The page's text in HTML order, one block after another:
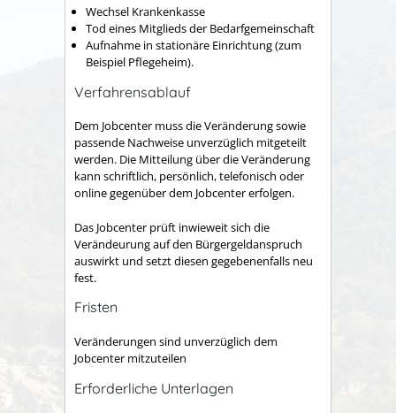
Wechsel Krankenkasse
Tod eines Mitglieds der Bedarfgemeinschaft
Aufnahme in stationäre Einrichtung (zum
Beispiel Pflegeheim).
Verfahrensablauf
Dem Jobcenter muss die Veränderung sowie
passende Nachweise unverzüglich mitgeteilt
werden. Die Mitteilung über die Veränderung
kann schriftlich, persönlich, telefonisch oder
online gegenüber dem Jobcenter erfolgen.
Das Jobcenter prüft inwieweit sich die
Verändeurung auf den Bürgergeldanspruch
auswirkt und setzt diesen gegebenenfalls neu
fest.
Fristen
Veränderungen sind unverzüglich dem
Jobcenter mitzuteilen
Erforderliche Unterlagen